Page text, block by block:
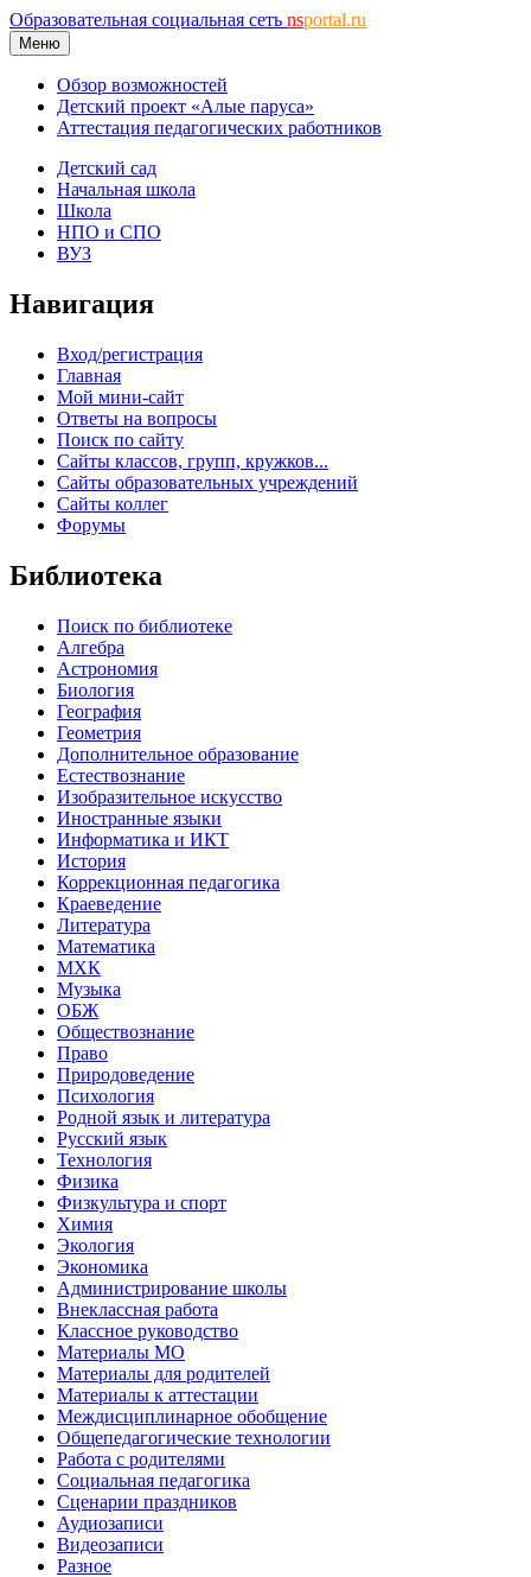
Образовательная социальная сеть nsportal.ru
Меню
Обзор возможностей
Детский проект «Алые паруса»
Аттестация педагогических работников
Детский сад
Начальная школа
Школа
НПО и СПО
ВУЗ
Навигация
Вход/регистрация
Главная
Мой мини-сайт
Ответы на вопросы
Поиск по сайту
Сайты классов, групп, кружков...
Сайты образовательных учреждений
Сайты коллег
Форумы
Библиотека
Поиск по библиотеке
Алгебра
Астрономия
Биология
География
Геометрия
Дополнительное образование
Естествознание
Изобразительное искусство
Иностранные языки
Информатика и ИКТ
История
Коррекционная педагогика
Краеведение
Литература
Математика
МХК
Музыка
ОБЖ
Обществознание
Право
Природоведение
Психология
Родной язык и литература
Русский язык
Технология
Физика
Физкультура и спорт
Химия
Экология
Экономика
Администрирование школы
Внеклассная работа
Классное руководство
Материалы МО
Материалы для родителей
Материалы к аттестации
Междисциплинарное обобщение
Общепедагогические технологии
Работа с родителями
Социальная педагогика
Сценарии праздников
Аудиозаписи
Видеозаписи
Разное